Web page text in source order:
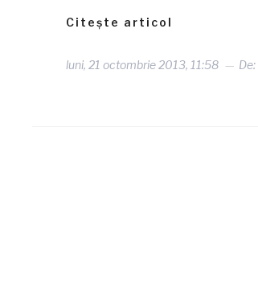
Citește articol
luni, 21 octombrie 2013, 11:58 De: